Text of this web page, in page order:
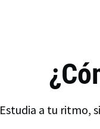
Estudia a tu ritmo,